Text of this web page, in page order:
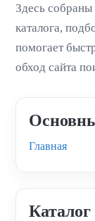
Здесь
каталога,
помогает
обход сайта
Главная
Каталог